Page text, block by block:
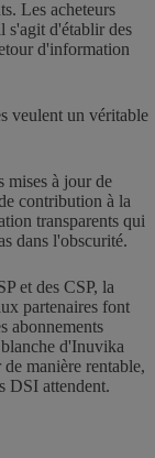
Les acheteurs
s'agit d'établir des
d'information
veulent un véritable
mises à jour de
contribution à la
transparents qui
dans l'obscurité.
et des CSP, la
partenaires font
abonnements
d'Inuvika
manière rentable,
DSI attendent.